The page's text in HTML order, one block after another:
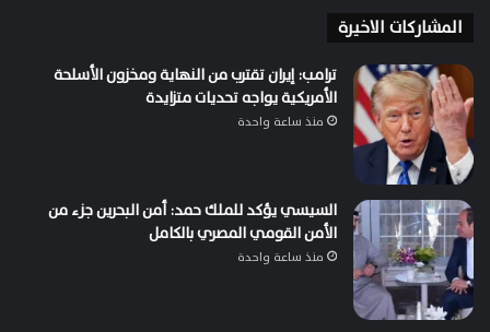
المشاركات الاخيرة
ترامب: إيران تقترب من النهاية ومخزون الأسلحة
الأمريكية يواجه تحديات متزايدة
منذ ساعة واحدة
السيسي يؤكد للملك حمد: أمن البحرين جزء من
الأمن القومي المصري بالكامل
منذ ساعة واحدة